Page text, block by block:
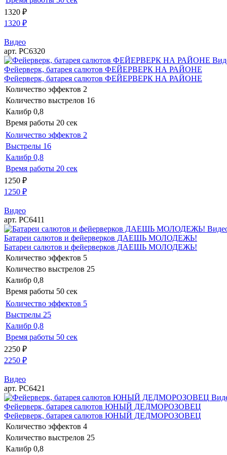
1320 ₽
1320 ₽
Видео
арт. РС6320
Фейерверк, батарея салютов ФЕЙЕРВЕРК НА РАЙОНЕ
Фейерверк, батарея салютов ФЕЙЕРВЕРК НА РАЙОНЕ
Количество эффектов 2
Количество выстрелов 16
Калибр 0,8
Время работы 20 сек
Количество эффектов 2
Выстрелы 16
Калибр 0,8
Время работы 20 сек
1250 ₽
1250 ₽
Видео
арт. РС6411
Батареи салютов и фейерверков ДАЕШЬ МОЛОДЕЖЬ!
Батареи салютов и фейерверков ДАЕШЬ МОЛОДЕЖЬ!
Количество эффектов 5
Количество выстрелов 25
Калибр 0,8
Время работы 50 сек
Количество эффектов 5
Выстрелы 25
Калибр 0,8
Время работы 50 сек
2250 ₽
2250 ₽
Видео
арт. РС6421
Фейерверк, батарея салютов ЮНЫЙ ДЕДМОРОЗОВЕЦ
Фейерверк, батарея салютов ЮНЫЙ ДЕДМОРОЗОВЕЦ
Количество эффектов 4
Количество выстрелов 25
Калибр 0,8